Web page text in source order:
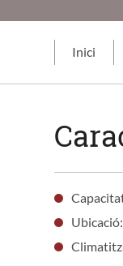
Inici